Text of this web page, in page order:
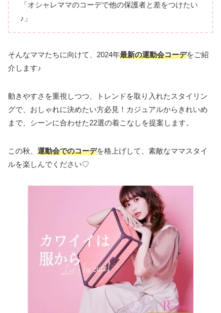
「オシャレママのコーデで他の保護者と差をつけたい
♪」
そんなママたちに向けて、2024年最新の運動会コーデをご紹
介します♪
動きやすさを重視しつつ、トレンドを取り入れたスタイリン
グで、おしゃれに決めたい方必見！カジュアルからきれいめ
まで、シーンに合わせた22選の着こなしを提案します。
この秋、 運動会でのコーデを格上げして、素敵なママスタイ
ルを楽しんでください♡